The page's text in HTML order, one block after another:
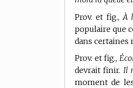
Prov. et fig., À
populaire que
dans certaines
Prov. et fig.,
devrait finir. Il
moment de